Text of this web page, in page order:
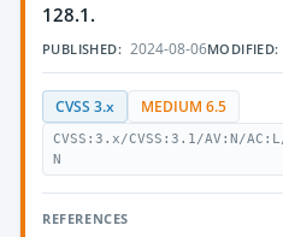
128.1.
PUBLISHED: 2024-08-06MODIFIED:
CVSS 3.x MEDIUM 6.5
CVSS:3.x/CVSS:3.1/AV:N/
N
REFERENCES